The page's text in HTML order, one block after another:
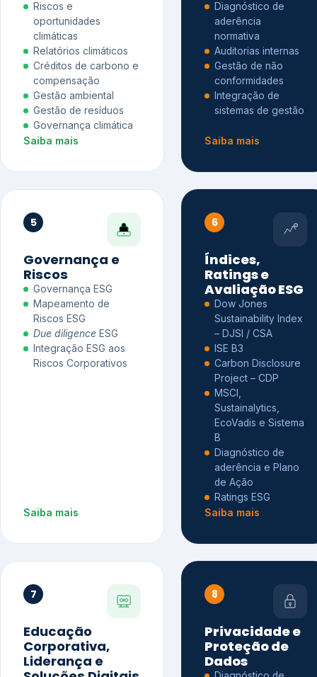
Riscos e
oportunidades
climáticas
Relatórios climáticos
Créditos de carbono e
compensação
Gestão ambiental
Gestão de resíduos
Governança climática
Saiba mais
Diagnóstico de
aderência
normativa
Auditorias internas
Gestão de não
conformidades
Integração de
sistemas de gestão
Saiba mais
5
Governança e
Riscos
Governança ESG
Mapeamento de
Riscos ESG
Due diligence ESG
Integração ESG aos
Riscos Corporativos
Saiba mais
6
Índices,
Ratings e
Avaliação ESG
Dow Jones
Sustainability Index
– DJSI / CSA
ISE B3
Carbon Disclosure
Project – CDP
MSCI,
Sustainalytics,
EcoVadis e Sistema
B
Diagnóstico de
aderência e Plano
de Ação
Ratings ESG
Saiba mais
7
Educação
Corporativa,
Liderança e
8
Privacidade e
Proteção de
Dados